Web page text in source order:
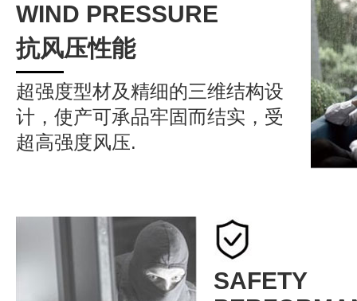
WIND PRESSURE
抗风压性能
超强度型材及精细的三维结构设
计，使产可承品牢固而结实，受
超高强度风压.
SAFETY